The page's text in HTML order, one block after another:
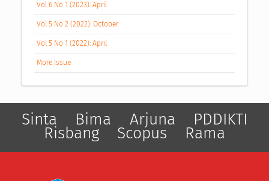
Vol 6 No 1 (2023): April
Vol 5 No 2 (2022): October
Vol 5 No 1 (2022): April
More Issue
Sinta Bima Arjuna PDDIKTI
Risbang Scopus Rama